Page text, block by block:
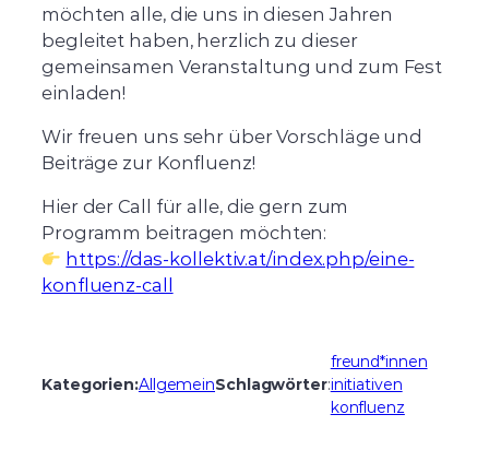
möchten alle, die uns in diesen Jahren
begleitet haben, herzlich zu dieser
gemeinsamen Veranstaltung und zum Fest
einladen!
Wir freuen uns sehr über Vorschläge und
Beiträge zur Konfluenz!
Hier der Call für alle, die gern zum
Programm beitragen möchten:
https://das-kollektiv.at/index.php/eine-
konfluenz-call
Kategorien:AllgemeinSchlagwörter:
freund*innen
initiativen
konfluenz